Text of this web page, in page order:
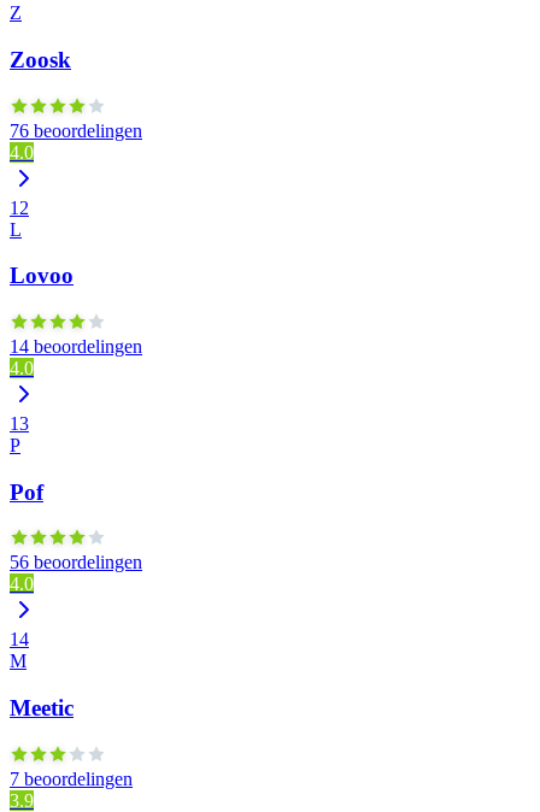
Z
Zoosk
76 beoordelingen
4.0
12
L
Lovoo
14 beoordelingen
4.0
13
P
Pof
56 beoordelingen
4.0
14
M
Meetic
7 beoordelingen
3.9